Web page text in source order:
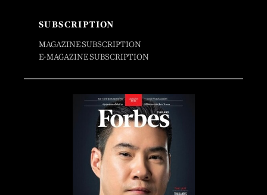
SUBSCRIPTION
MAGAZINE SUBSCRIPTION
E-MAGAZINE SUBSCRIPTION